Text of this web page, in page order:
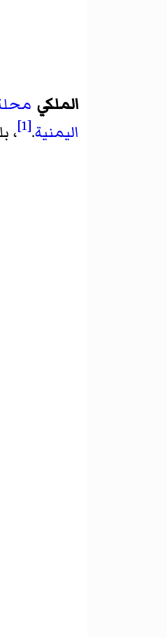
الملكي
اليمنية.
[1] ،